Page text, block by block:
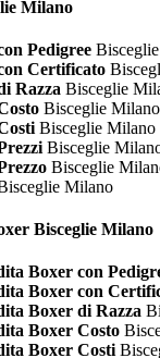
Milano
Pedigree
Certificato
Razza Bisceglie
Bisceglie Milano
Bisceglie Milano
Bisceglie
Bisceglie
Milano
Bisceglie Milano
Boxer con
Boxer con
Boxer di Razza
Boxer Costo
Boxer Costi